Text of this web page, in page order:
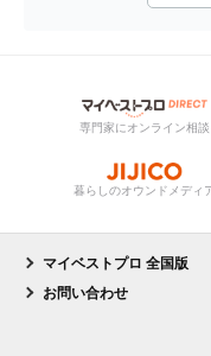
専門家にオンライン相談
暮らしのオウンドメディ
マイベストプロ 全国版
お問い合わせ